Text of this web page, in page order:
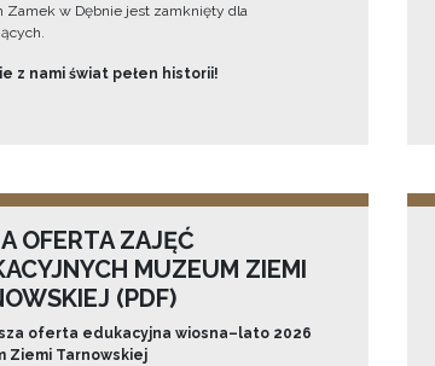
Zamek w Dębnie jest zamknięty dla
z nami świat pełen historii!
OFERTA ZAJĘĆ
MUZEUM ZIEMI
(PDF)
oferta edukacyjna wiosna–lato 2026
Ziemi Tarnowskiej